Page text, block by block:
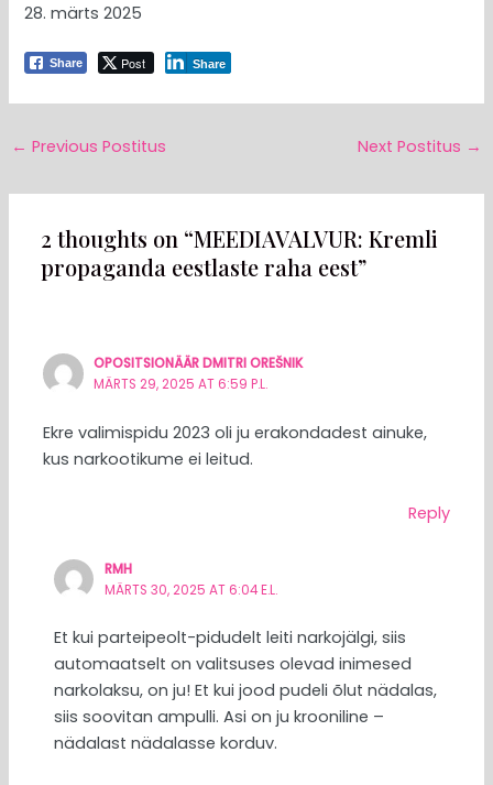
28. märts 2025
Share Post Share
← Previous Postitus Next Postitus →
2 thoughts on “MEEDIAVALVUR: Kremli
propaganda eestlaste raha eest”
OPOSITSIONÄÄR DMITRI OREŠNIK
MÄRTS 29, 2025 AT 6:59 P.L.
Ekre valimispidu 2023 oli ju erakondadest ainuke,
kus narkootikume ei leitud.
Reply
RMH
MÄRTS 30, 2025 AT 6:04 E.L.
Et kui parteipeolt-pidudelt leiti narkojälgi, siis
automaatselt on valitsuses olevad inimesed
narkolaksu, on ju! Et kui jood pudeli õlut nädalas,
siis soovitan ampulli. Asi on ju krooniline –
nädalast nädalasse korduv.